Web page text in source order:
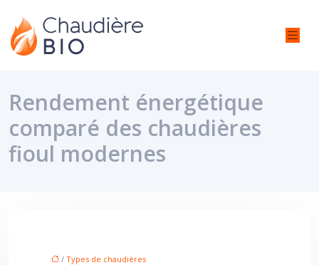
Rendement énergétique
comparé des chaudières
fioul modernes
/ Types de chaudières